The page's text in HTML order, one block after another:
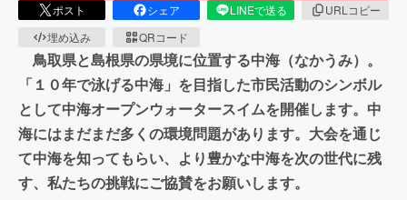
ポスト シェア LINEで送る
URLコピー
埋め込み
QRコード
鳥取県と島根県の県境に位置する中海（なかうみ）。
「１０年で泳げる中海」を目指した市民活動のシンボル
として中海オープンウォータースイムを開催します。中
海にはまだまだ多くの環境問題があります。大会を通じ
て中海を知ってもらい、より豊かな中海を次の世代に残
す、私たちの挑戦にご協賛をお願いします。